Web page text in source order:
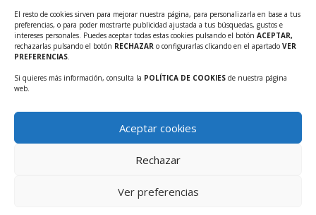
El resto de cookies sirven para mejorar nuestra página, para personalizarla en base a tus
preferencias, o para poder mostrarte publicidad ajustada a tus búsquedas, gustos e
intereses personales. Puedes aceptar todas estas cookies pulsando el botón ACEPTAR,
rechazarlas pulsando el botón RECHAZAR o configurarlas clicando en el apartado VER
PREFERENCIAS.
Si quieres más información, consulta la POLÍTICA DE COOKIES de nuestra página
web.
Aceptar cookies
Rechazar
Ver preferencias
Cheque Inversión del INFO. Ayudas para la
contratación de servicios de Innovación y
Competitividad para apoyar rondas de financiación.
Inscripciones abiertas!!
Ayudas INFO para la contratación de servicios de
Innovación y Competitividad (CHEQUE